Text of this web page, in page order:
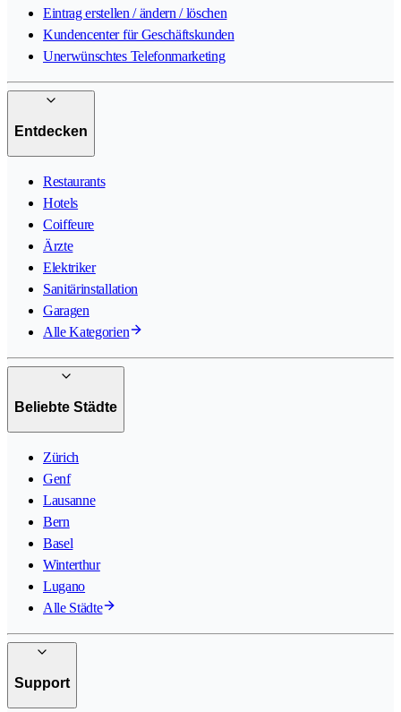
Eintrag erstellen / ändern / löschen
Kundencenter für Geschäftskunden
Unerwünschtes Telefonmarketing
Entdecken
Restaurants
Hotels
Coiffeure
Ärzte
Elektriker
Sanitärinstallation
Garagen
Alle Kategorien
Beliebte Städte
Zürich
Genf
Lausanne
Bern
Basel
Winterthur
Lugano
Alle Städte
Support